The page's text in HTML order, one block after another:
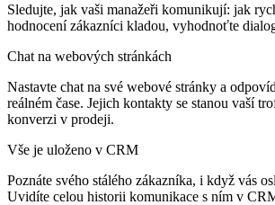
Sledujte, jak vaši manažeři komunikují: jak
hodnocení zákazníci kladou, vyhodnoťte
Chat na webových stránkách
Nastavte chat na své webové stránky a
reálném čase. Jejich kontakty se stanou vaší
konverzi v prodeji.
Vše je uloženo v CRM
Poznáte svého stálého zákazníka, i když vás
Uvidíte celou historii komunikace s ním v